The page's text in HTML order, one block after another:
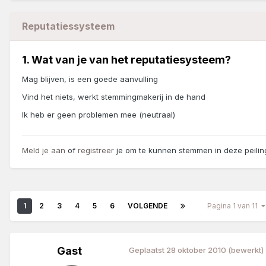
Reputatiessysteem
1. Wat van je van het reputatiesysteem?
Mag blijven, is een goede aanvulling
Vind het niets, werkt stemmingmakerij in de hand
Ik heb er geen problemen mee (neutraal)
Meld je aan of registreer je om te kunnen stemmen in deze
1 2 3 4 5 6 VOLGENDE Pagina 1 van 11
Gast Geplaatst 28 oktober 2010 (bewerkt)